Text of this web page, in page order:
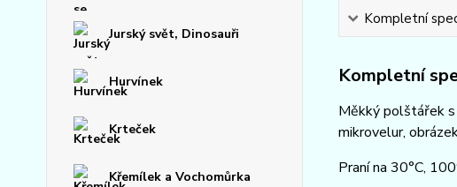
Jurský svět, Dinosauři
Hurvínek
Krteček
Křemílek a Vochomůrka
Kompletní
Kompletní
Měkký polštářek s
mikrovelur,
Praní na 30°C,